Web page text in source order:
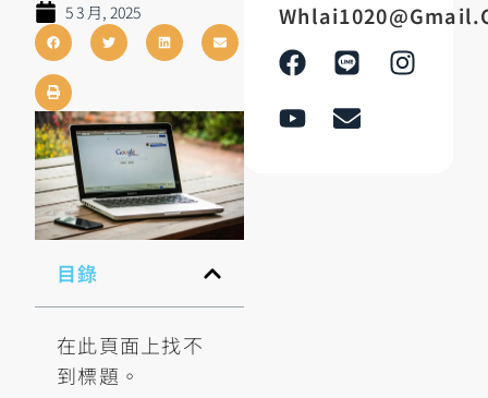
5 3 月, 2025
目錄
在此頁面上找不
到標題。